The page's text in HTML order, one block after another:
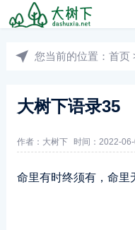
您当前的位置： 首页
大树下语录35
作者： 大树下 时间：2022-
命里有时终须有，命里